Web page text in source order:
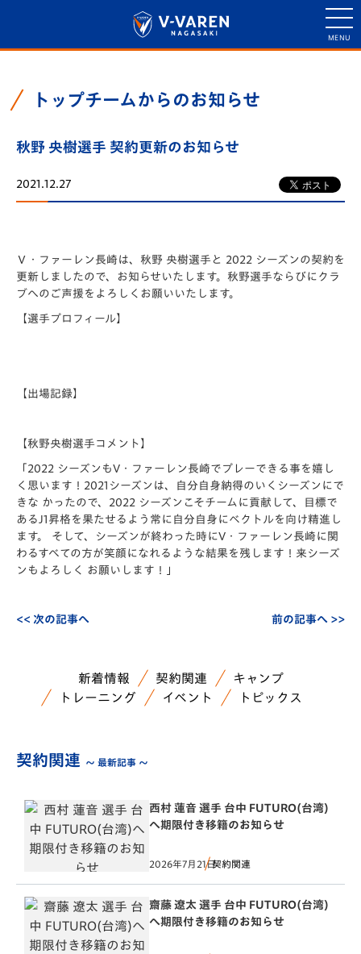
トップチームからのお知らせ
秋野 央樹選手 契約更新のお知らせ
2021.12.27
Ｖ・ファーレン長崎は、秋野 央樹選手と 2022 シーズンの契約を
更新しましたので、お知らせいたします。秋野選手ならびにクラ
ブへのご声援をよろしくお願いいたします。
【選手プロフィール】
【出場記録】
【秋野央樹選手コメント】
「2022 シーズンもV・ファーレン長崎でプレーできる事を嬉し
く思います！2021シーズンは、自分自身納得のいくシーズンにで
きな かったので、2022 シーズンこそチームに貢献して、目標で
あるJ1昇格を果たせるよう常に自分自身にベクトルを向け精進し
ます。 そして、シーズンが終わった時にV・ファーレン長崎に関
わるすべての方が笑顔になれるような結果を残します！来シーズ
ンもよろしく お願いします！」
<< 次の記事へ 前の記事へ >>
新着情報 契約関連
キャンプ
トレーニング
イベント トピックス
契約関連 ～ 最新記事 ～
西村 蓮音 選手 台中 FUTURO(台湾)
へ期限付き移籍のお知らせ
2026年7月21日契約関連
齋藤 遼太 選手 台中 FUTURO(台湾)
へ期限付き移籍のお知らせ